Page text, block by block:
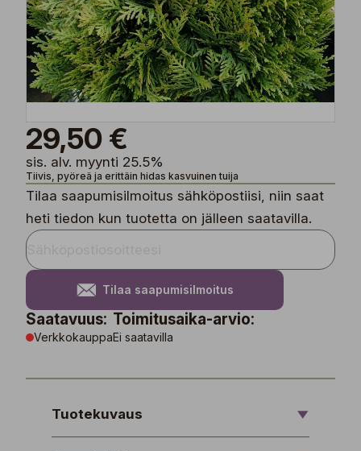
29,50 €
sis. alv. myynti 25.5%
Tiivis, pyöreä ja erittäin hidas kasvuinen tuija
Tilaa saapumisilmoitus sähköpostiisi, niin saat
heti tiedon kun tuotetta on jälleen saatavilla.
Tilaa saapumisilmoitus
Saatavuus:
Verkkokauppa
Toimitusaika-arvio:
Ei saatavilla
Tuotekuvaus